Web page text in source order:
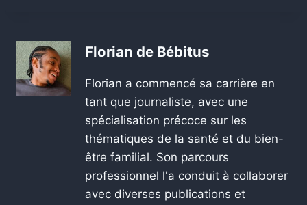
Florian de Bébitus
Florian a commencé sa carrière en
tant que journaliste, avec une
spécialisation précoce sur les
thématiques de la santé et du bien-
être familial. Son parcours
professionnel l'a conduit à collaborer
avec diverses publications et